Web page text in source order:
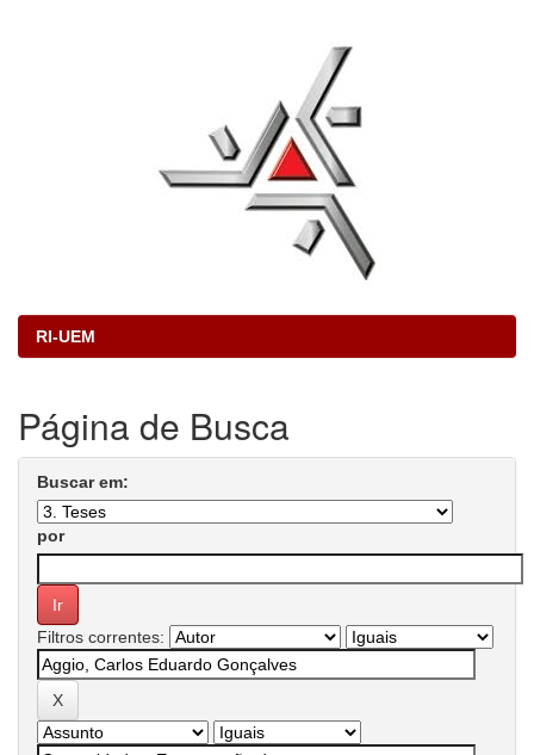
RI-UEM
Página de Busca
Buscar em:
por
Filtros correntes: